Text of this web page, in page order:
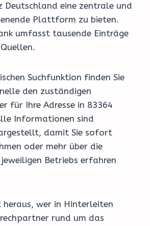
Deutschland eine zentrale und
Plattform zu bieten.
umfasst tausende Einträge
Suchfunktion finden Sie
den zuständigen
für Ihre Adresse in 83364
Informationen sind
damit Sie sofort
oder mehr über die
jeweiligen Betriebs erfahren
heraus, wer in Hinterleiten
rund um das